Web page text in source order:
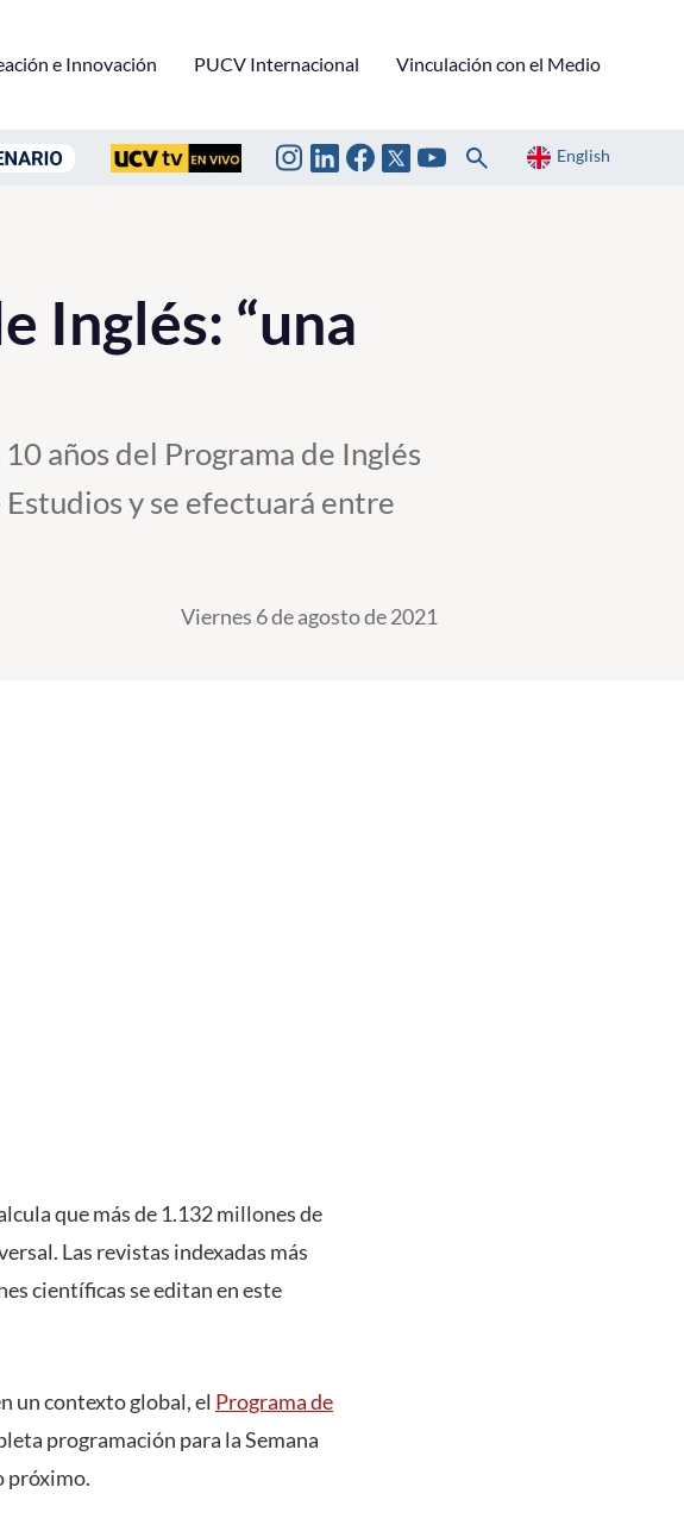
e Innovación PUCV Internacional Vinculación con el Medio
English
Inglés: “una
años del Programa de Inglés
y se efectuará entre
Viernes 6 de agosto de 2021
que más de 1.132 millones de
Las revistas indexadas más
científicas se editan en este
un contexto global, el Programa de
programación para la Semana
próximo.